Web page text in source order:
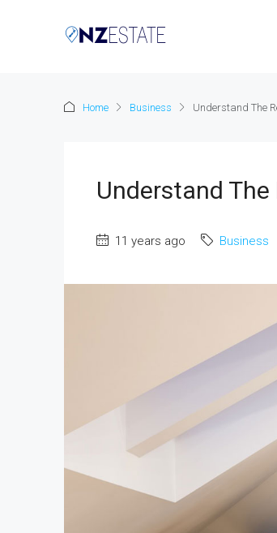
Home Business Understand The
Understand
11 years ago Business